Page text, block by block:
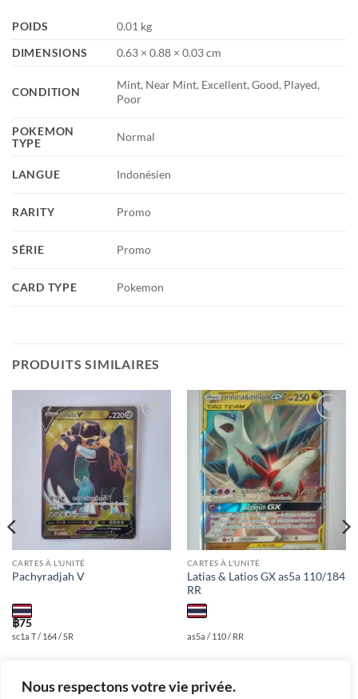
Nous respectons votre vie privée.
POIDS
0.01 kg
DIMENSIONS
0.63 × 0.88 × 0.03 cm
CONDITION
Mint, Near Mint, Excellent, Good, Played,
Poor
POKEMON
TYPE
Normal
LANGUE Indonésien
RARITY Promo
SÉRIE Promo
CARD TYPE Pokemon
PRODUITS SIMILAIRES
wishlist
CARTES À L'UNITÉ
Pachyradjah V
฿75
sc1a T / 164 / SR
Add to
wishlist
CARTES À L'UNITÉ
Latias & Latios GX as5a 110/184
RR
as5a / 110 / RR